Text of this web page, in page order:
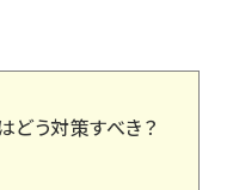
どう対策すべき？